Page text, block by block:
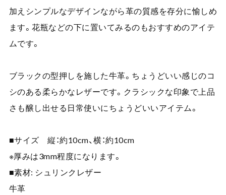
加えシンプルなデザインながら革の質感を存分に愉しめ
ます。花瓶などの下に置いてみるのもおすすめのアイテ
ムです。
ブラックの型押しを施した牛革。ちょうどいい感じのコ
シのある柔らかなレザーです。クラシックな印象で上品
さも醸し出せる日常使いにちょうどいいアイテム。
■サイズ 縦：約10cm、横：約10cm
※厚みは3mm程度になります。
■素材: シュリンクレザー
牛革